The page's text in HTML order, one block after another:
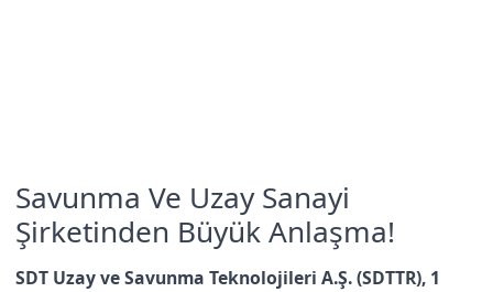
Savunma Ve Uzay Sanayi
Şirketinden Büyük Anlaşma!
SDT Uzay ve Savunma Teknolojileri A.Ş. (SDTTR), 1